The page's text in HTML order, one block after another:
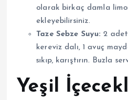
olarak birkaç damla
ekleyebilirsiniz.
Taze Sebze Suyu: 2
kereviz dalı, 1 avuç
sıkıp, karıştırın. Buzla
Yeşil